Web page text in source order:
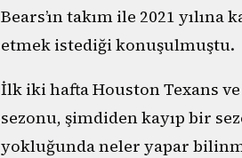
Bears’ın takım ile 2021
etmek istediği konuşulmuştu.
İlk iki hafta Houston Texans ve
sezonu, şimdiden kayıp bir
yokluğunda neler yapar